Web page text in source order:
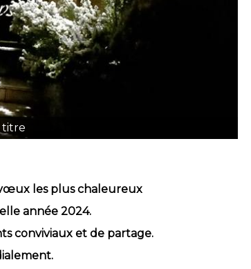
titre
les plus chaleureux
année 2024.
conviviaux et de partage.